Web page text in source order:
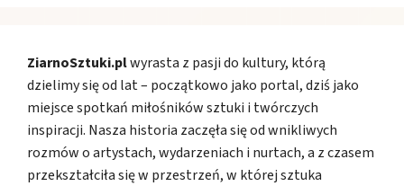
ZiarnoSztuki.plwyrasta z pasji do kultury, którą
dzielimy się od lat – początkowo jako portal, dziś jako
miejsce spotkań miłośników sztuki i twórczych
inspiracji. Nasza historia zaczęła się od wnikliwych
rozmów o artystach, wydarzeniach i nurtach, a z czasem
przekształciła się w przestrzeń, w której sztuka